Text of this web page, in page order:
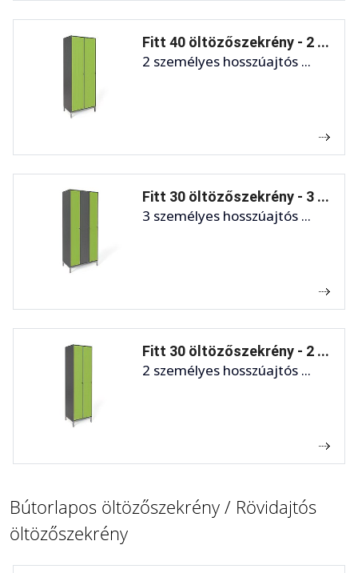
Fitt 40 öltözőszekrény - 2 ...
2 személyes hosszúajtós ...
Fitt 30 öltözőszekrény - 3 ...
3 személyes hosszúajtós ...
Fitt 30 öltözőszekrény - 2 ...
2 személyes hosszúajtós ...
Bútorlapos öltözőszekrény / Rövidajtós
öltözőszekrény